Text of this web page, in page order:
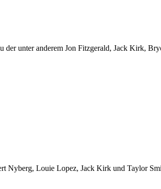
der unter anderem Jon Fitzgerald, Jack Kirk,
Nyberg, Louie Lopez, Jack Kirk und Taylor